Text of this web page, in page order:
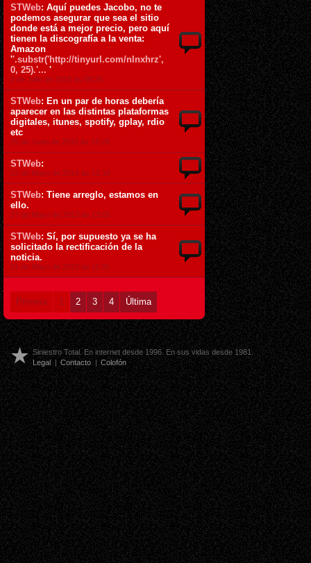
STWeb: Aquí puedes Jacobo, no te
podemos asegurar que sea el sitio
donde está a mejor precio, pero aquí
tienen la discografía a la venta:
Amazon
''.substr('http://tinyurl.com/nlnxhrz',
0, 25).'... '
2 de Julio de 2015 ás 08:25
STWeb: En un par de horas debería
aparecer en las distintas plataformas
digitales, itunes, spotify, gplay, rdio
etc
25 de Junio de 2015 ás 19:28
STWeb:
22 de Mayo de 2014 ás 12:18
STWeb: Tiene arreglo, estamos en
ello.
27 de Mayo de 2013 ás 13:05
STWeb: Sí, por supuesto ya se ha
solicitado la rectificación de la
noticia.
21 de Mayo de 2013 ás 11:01
Primera 1 2 3 4 Última
Siniestro Total. En internet desde 1996. En sus vidas desde 1981.
Legal | Contacto | Colofón